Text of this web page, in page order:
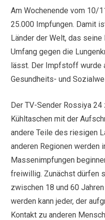
Am Wochenende vom 10/
25.000 Impfungen. Damit
Länder der Welt, das
Umfang gegen die
lässt. Der Impfstoff wurde
Gesundheits- und
Der TV-Sender Rossiya
Kühltaschen mit der
andere Teile des riesigen
anderen Regionen werden
Massenimpfungen
freiwillig. Zunächst dürfen
zwischen 18 und 60
werden kann jeder, der
Kontakt zu anderen